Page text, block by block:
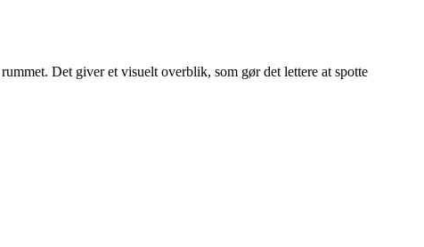
Det giver et visuelt overblik, som gør det lettere at spotte